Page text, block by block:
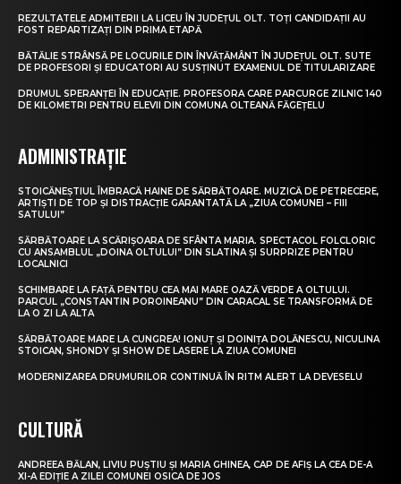
REZULTATELE ADMITERII LA LICEU ÎN JUDEȚUL OLT. TOȚI CANDIDAȚII AU
FOST REPARTIZAȚI DIN PRIMA ETAPĂ
BĂTĂLIE STRÂNSĂ PE LOCURILE DIN ÎNVĂȚĂMÂNT ÎN JUDEȚUL OLT. SUTE
DE PROFESORI ȘI EDUCATORI AU SUSȚINUT EXAMENUL DE TITULARIZARE
DRUMUL SPERANȚEI ÎN EDUCAȚIE. PROFESORA CARE PARCURGE ZILNIC 140
DE KILOMETRI PENTRU ELEVII DIN COMUNA OLTEANĂ FĂGEȚELU
ADMINISTRAȚIE
STOICĂNEȘTIUL ÎMBRACĂ HAINE DE SĂRBĂTOARE. MUZICĂ DE PETRECERE,
ARTIȘTI DE TOP ȘI DISTRACȚIE GARANTATĂ LA „ZIUA COMUNEI – FIII
SATULUI”
SĂRBĂTOARE LA SCĂRIȘOARA DE SFÂNTA MARIA. SPECTACOL FOLCLORIC
CU ANSAMBLUL „DOINA OLTULUI” DIN SLATINA ȘI SURPRIZE PENTRU
LOCALNICI
SCHIMBARE LA FAȚĂ PENTRU CEA MAI MARE OAZĂ VERDE A OLTULUI.
PARCUL „CONSTANTIN POROINEANU” DIN CARACAL SE TRANSFORMĂ DE
LA O ZI LA ALTA
SĂRBĂTOARE MARE LA CUNGREA! IONUȚ ȘI DOINIȚA DOLĂNESCU, NICULINA
STOICAN, SHONDY ȘI SHOW DE LASERE LA ZIUA COMUNEI
MODERNIZAREA DRUMURILOR CONTINUĂ ÎN RITM ALERT LA DEVESELU
CULTURĂ
ANDREEA BĂLAN, LIVIU PUȘTIU ȘI MARIA GHINEA, CAP DE AFIȘ LA CEA DE-A
XI-A EDIȚIE A ZILEI COMUNEI OSICA DE JOS